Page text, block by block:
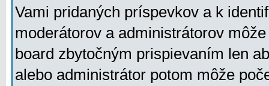
Vami pridaných príspevkov a k
moderátorov a administrátorov
board zbytočným prispievaním len
alebo administrátor potom môže